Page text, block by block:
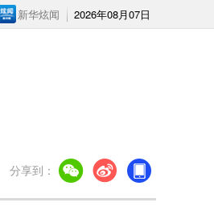
2026年08月07日
新华炫闻
分享到：